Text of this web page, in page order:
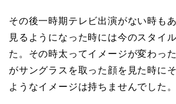
その後一時期テレビ出演がない時も
見るようになった時には今のスタイ
た。その時太ってイメージが変わっ
がサングラスを取った顔を見た時に
ようなイメージは持ちませんでした。